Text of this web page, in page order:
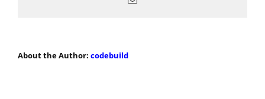
About the Author: codebuild